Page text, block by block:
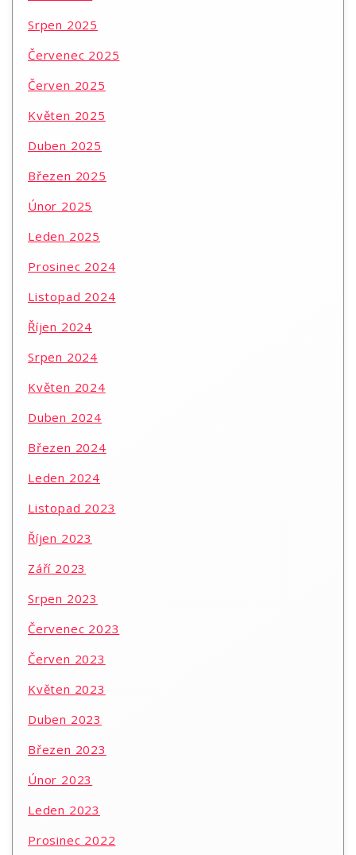
Srpen 2025
Červenec 2025
Červen 2025
Květen 2025
Duben 2025
Březen 2025
Únor 2025
Leden 2025
Prosinec 2024
Listopad 2024
Říjen 2024
Srpen 2024
Květen 2024
Duben 2024
Březen 2024
Leden 2024
Listopad 2023
Říjen 2023
Září 2023
Srpen 2023
Červenec 2023
Červen 2023
Květen 2023
Duben 2023
Březen 2023
Únor 2023
Leden 2023
Prosinec 2022